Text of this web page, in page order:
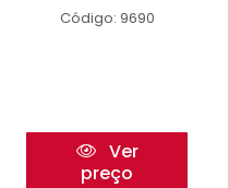
Código: 9690
Ver
preço